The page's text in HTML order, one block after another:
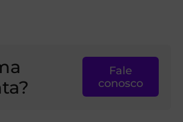
Fale
conosco